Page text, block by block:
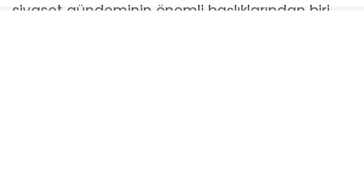
siyaset gündeminin önemli başlıklarından biri